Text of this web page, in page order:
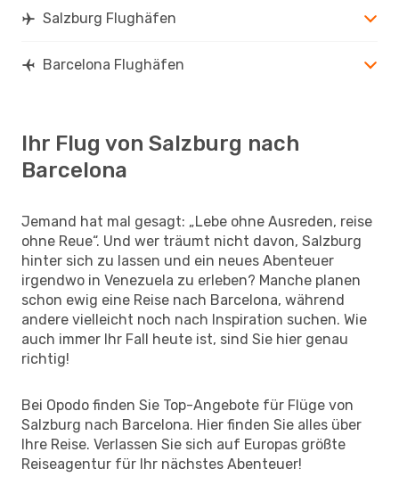
Salzburg Flughäfen
Barcelona Flughäfen
Ihr Flug von Salzburg nach
Barcelona
Jemand hat mal gesagt: „Lebe ohne Ausreden, reise
ohne Reue“. Und wer träumt nicht davon, Salzburg
hinter sich zu lassen und ein neues Abenteuer
irgendwo in Venezuela zu erleben? Manche planen
schon ewig eine Reise nach Barcelona, während
andere vielleicht noch nach Inspiration suchen. Wie
auch immer Ihr Fall heute ist, sind Sie hier genau
richtig!
Bei Opodo finden Sie Top-Angebote für Flüge von
Salzburg nach Barcelona. Hier finden Sie alles über
Ihre Reise. Verlassen Sie sich auf Europas größte
Reiseagentur für Ihr nächstes Abenteuer!